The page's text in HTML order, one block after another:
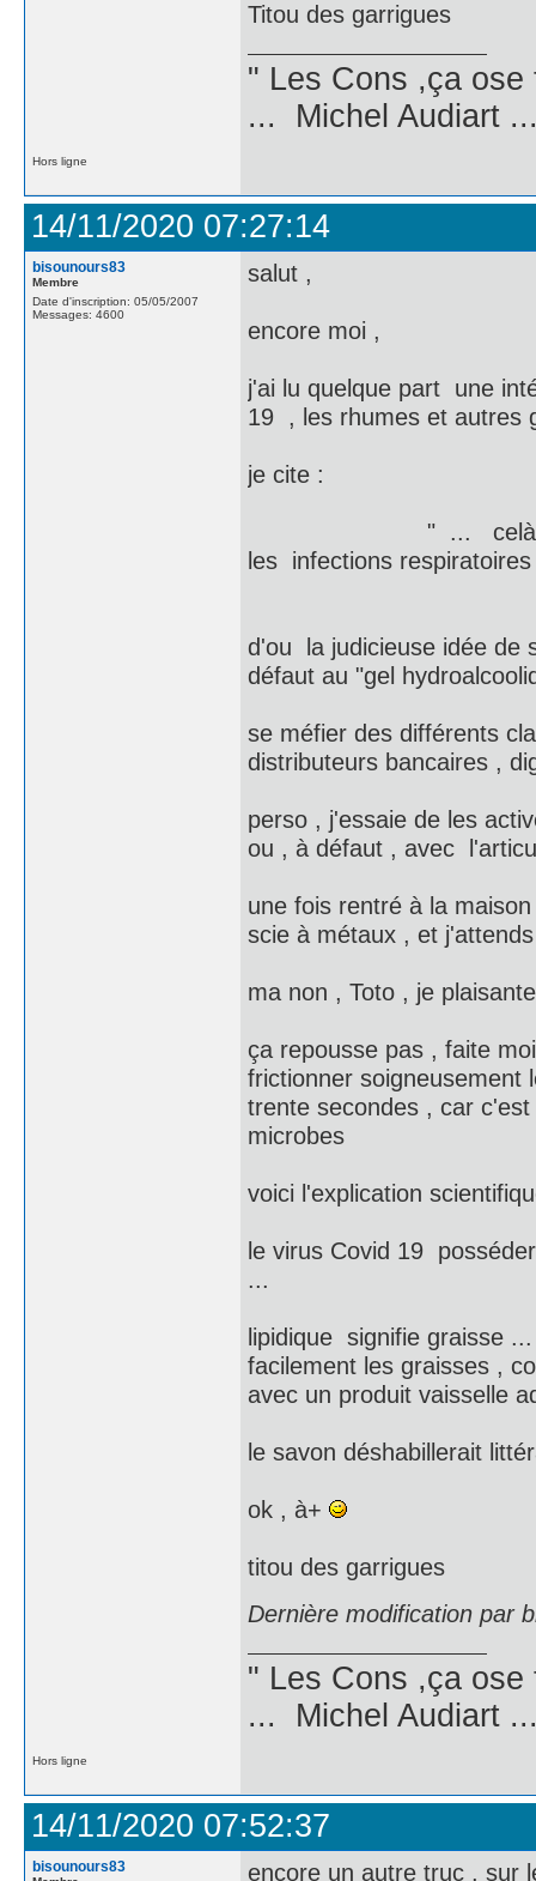
Titou des garrigues
" Les Cons ,ça
... Michel Audiart
Hors ligne
14/11/2020 07:27:14
bisounours83
Membre
Date d'inscription: 05/05/2007
Messages: 4600
salut ,
encore moi ,
j'ai lu quelque part une
19 , les rhumes et autres
je cite :
" ... celà fait plus
les infections
d'ou la judicieuse idée de
défaut au "gel
se méfier des différents
distributeurs bancaires ,
perso , j'essaie de les
ou , à défaut , avec
une fois rentré à la
scie à métaux , et
ma non , Toto , je
ça repousse pas , faite
frictionner soigneusement
trente secondes , car
microbes
voici l'explication
le virus Covid 19
...
lipidique signifie graisse
facilement les graisses ,
avec un produit vaisselle
le savon déshabillerait
ok , à+
titou des garrigues
Dernière modification par
" Les Cons ,ça
... Michel Audiart
Hors ligne
14/11/2020 07:52:37
bisounours83 encore un autre truc , sur